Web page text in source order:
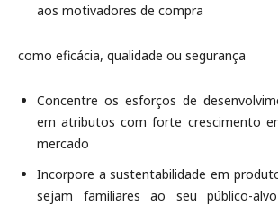
aos motivadores de compra
como eficácia, qualidade ou segurança
Concentre os esforços de
em atributos com forte crescimento
mercado
Incorpore a sustentabilidade em
sejam familiares ao seu público-